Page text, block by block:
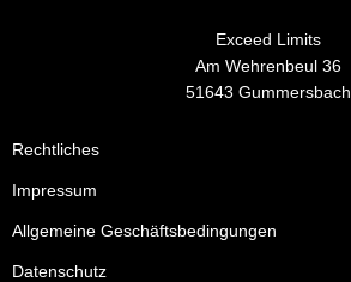
Exceed Limits
Am Wehrenbeul 36
51643 Gummersbach
Rechtliches
Impressum
Allgemeine Geschäftsbedingungen
Datenschutz